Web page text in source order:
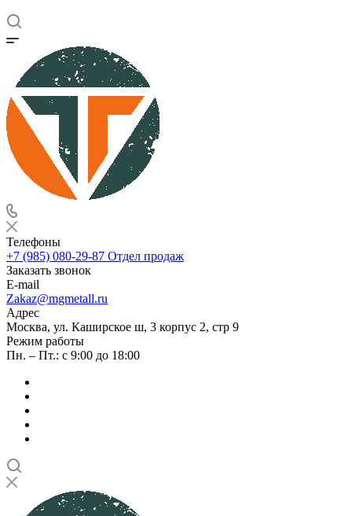
Телефоны
+7 (985) 080-29-87 Отдел продаж
Заказать звонок
E-mail
Zakaz@mgmetall.ru
Адрес
Москва, ул. Каширское ш, 3 корпус 2, стр 9
Режим работы
Пн. – Пт.: с 9:00 до 18:00